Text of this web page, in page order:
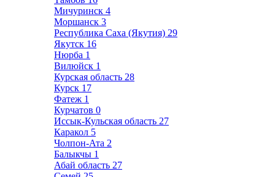
Мичуринск 4
Моршанск 3
Республика Саха (Якутия) 29
Якутск 16
Нюрба 1
Вилюйск 1
Курская область 28
Курск 17
Фатеж 1
Курчатов 0
Иссык-Кульская область 27
Каракол 5
Чолпон-Ата 2
Балыкчы 1
Абай область 27